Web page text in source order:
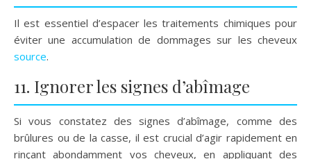
Il est essentiel d’espacer les traitements chimiques pour
éviter une accumulation de dommages sur les cheveux
source.
11. Ignorer les signes d’abîmage
Si vous constatez des signes d’abîmage, comme des
brûlures ou de la casse, il est crucial d’agir rapidement en
rinçant abondamment vos cheveux, en appliquant des